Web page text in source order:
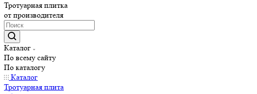
Тротуарная плитка
от производителя
Каталог
По всему сайту
По каталогу
Каталог
Тротуарная плита